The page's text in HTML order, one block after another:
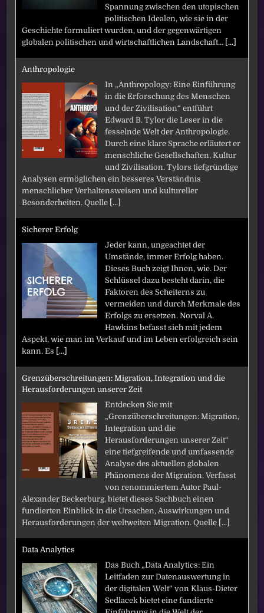
Spannung zwischen den utopischen
politischen Idealen, wie sie in der
Geschichte formuliert wurden, und der gegenwärtigen
globalen politischen und wirtschaftlichen Landschaft… [...]
Anthropologie
In „Anthropology: Eine Einführung
in die Erforschung des Menschen
und der Zivilisation“ entführt
Edward B. Tylor die Leser in die
fesselnde Welt der Anthropologie.
Durch eine klare Sprache erläutert er
menschliche Gesellschaften, Kultur
und Zivilisation. Tylors tiefgründige
Analysen ermöglichen ein besseres Verständnis
menschlicher Verhaltensweisen und kultureller
Besonderheiten. Quelle [...]
Sicherer Erfolg
Jeder kann, ungeachtet der
Umstände, immer Erfolg haben.
Dieses Buch zeigt Ihnen, wie. Der
Schlüssel dazu besteht darin, die
Faktoren des Scheiterns zu
vermeiden und durch Merkmale des
Erfolgs zu ersetzen. Norval A.
Hawkins befasst sich mit jedem
Aspekt, wie man im Verkauf und im Leben erfolgreich sein
kann. Es [...]
Grenzüberschreitungen: Migration, Integration und die
Herausforderungen unserer Zeit
Entdecken Sie mit
„Grenzüberschreitungen: Migration,
Integration und die
Herausforderungen unserer Zeit“
eine tiefgreifende und umfassende
Analyse des aktuellen globalen
Phänomens der Migration. Verfasst
von renommiertem Autor Paul-
Alexander Beckerburg, bietet dieses Sachbuch einen
fundierten Einblick in die Ursachen, Auswirkungen und
Herausforderungen der weltweiten Migration. Quelle [...]
Data Analytics
Das Buch „Data Analytics: Ein
Leitfaden zur Datenauswertung in
der digitalen Welt“ von Klaus-Dieter
Sedlacek bietet eine fundierte